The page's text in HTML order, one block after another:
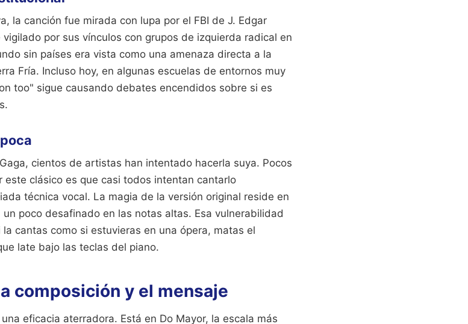
la canción fue mirada con lupa por el FBI de J. Edgar
por sus vínculos con grupos de izquierda radical en
sin países era vista como una amenaza directa a la
Fría. Incluso hoy, en algunas escuelas de entornos muy
too" sigue causando debates encendidos sobre si es
cientos de artistas han intentado hacerla suya. Pocos
este clásico es que casi todos intentan cantarlo
técnica vocal. La magia de la versión original reside en
poco desafinado en las notas altas. Esa vulnerabilidad
cantas como si estuvieras en una ópera, matas el
late bajo las teclas del piano.
composición y el mensaje
eficacia aterradora. Está en Do Mayor, la escala más